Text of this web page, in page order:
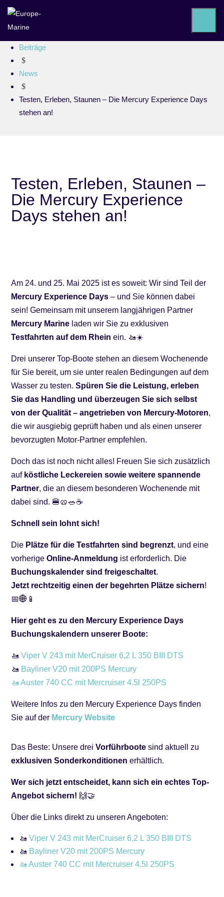
Beiträge
$
News
$
Testen, Erleben, Staunen – Die Mercury Experience Days
stehen an!
Testen, Erleben, Staunen –
Die Mercury Experience
Days stehen an!
Am 24. und 25. Mai 2025 ist es soweit: Wir sind Teil der
Mercury Experience Days – und Sie können dabei
sein! Gemeinsam mit unserem langjährigen Partner
Mercury Marine laden wir Sie zu exklusiven
Testfahrten auf dem Rhein ein. 🚤☀️
Drei unserer Top-Boote stehen an diesem Wochenende
für Sie bereit, um sie unter realen Bedingungen auf dem
Wasser zu testen.Spüren Sie die Leistung, erleben
Sie das Handling und überzeugen Sie sich selbst
von der Qualität – angetrieben von Mercury-Motoren,
die wir ausgiebig geprüft haben und als einen unserer
bevorzugten Motor-Partner empfehlen.
Doch das ist noch nicht alles! Freuen Sie sich zusätzlich
auf köstliche Leckereien sowie weitere spannende
Partner, die an diesem besonderen Wochenende mit
dabei sind. 🍔🥨🥗☕
Schnell sein lohnt sich!
Die Plätze für die Testfahrten sind begrenzt, und eine
vorherigeOnline-Anmeldung ist erforderlich. Die
Buchungskalender sind freigeschaltet.
Jetzt rechtzeitig einen der begehrten Plätze sichern!
📅🌐📱
Hier geht es zu den Mercury Experience Days
Buchungskalendern unserer Boote:
🚤 Viper V 243 mit MerCruiser 6,2 L 350 BIII DTS
🚤 Bayliner V20 mit 200PS Mercury
🚤 Auster 740 CC mit Mercruiser 4.5l 250PS
Weitere Infos zu den Mercury Experience Days finden
Sie auf der Mercury Website
Das Beste: Unsere dreiVorführboote sind aktuell zu
exklusiven Sonderkonditionen erhältlich.
Wer sich jetzt entscheidet, kann sich ein echtes Top-
Angebot sichern! 🙌🤝
Über die Links direkt zu unseren Angeboten:
🚤Viper V 243 mit MerCruiser 6,2 L 350 BIII DTS
🚤 Bayliner V20 mit 200PS Mercury
🚤 Auster 740 CC mit Mercruiser 4.5l 250PS